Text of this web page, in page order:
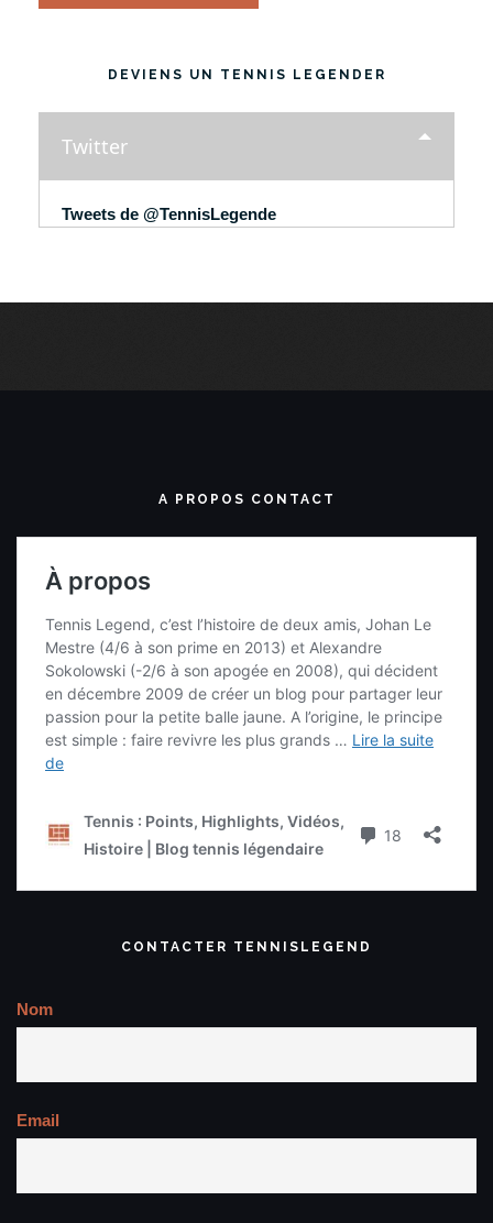
DEVIENS UN TENNIS LEGENDER
Twitter
Tweets de @TennisLegende
A PROPOS CONTACT
CONTACTER TENNISLEGEND
Nom
Email